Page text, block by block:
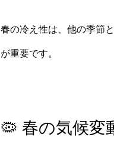
春の冷え性は、他の季節
が重要です。
🦠 春の気候変